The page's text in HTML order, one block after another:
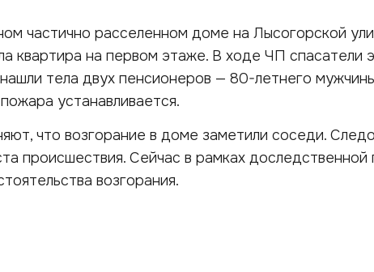
частично расселенном доме на Лысогорской
квартира на первом этаже. В ходе ЧП спасатели
тела двух пенсионеров — 80-летнего
устанавливается.
что возгорание в доме заметили соседи.
происшествия. Сейчас в рамках доследственной
возгорания.